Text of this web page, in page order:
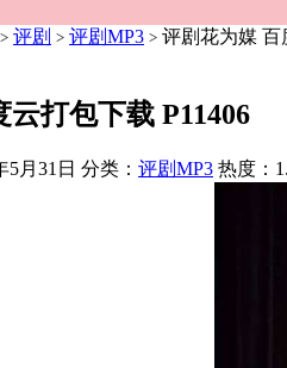
> 评剧 > 评剧MP3 > 评剧花为媒 百
打包下载 P11406
5月31日 分类： 评剧MP3 热度：